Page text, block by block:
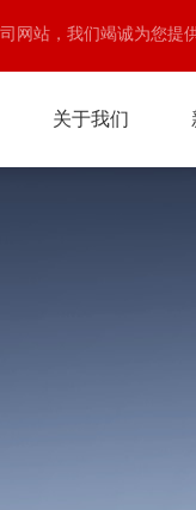
网站，我们竭诚为您提
关于我们